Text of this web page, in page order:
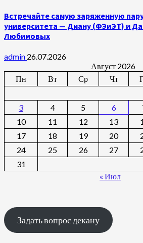
Встречайте самую заряженную
университета — Диану (ФЭиЭТ) и
Любимовых
admin 26.07.2026
Август 2026
Пн
Вт Ср Чт
3
4 5 6
10
11 12 13
17
18 19 20
24
25 26 27
31
« Июл
Задать вопрос декану